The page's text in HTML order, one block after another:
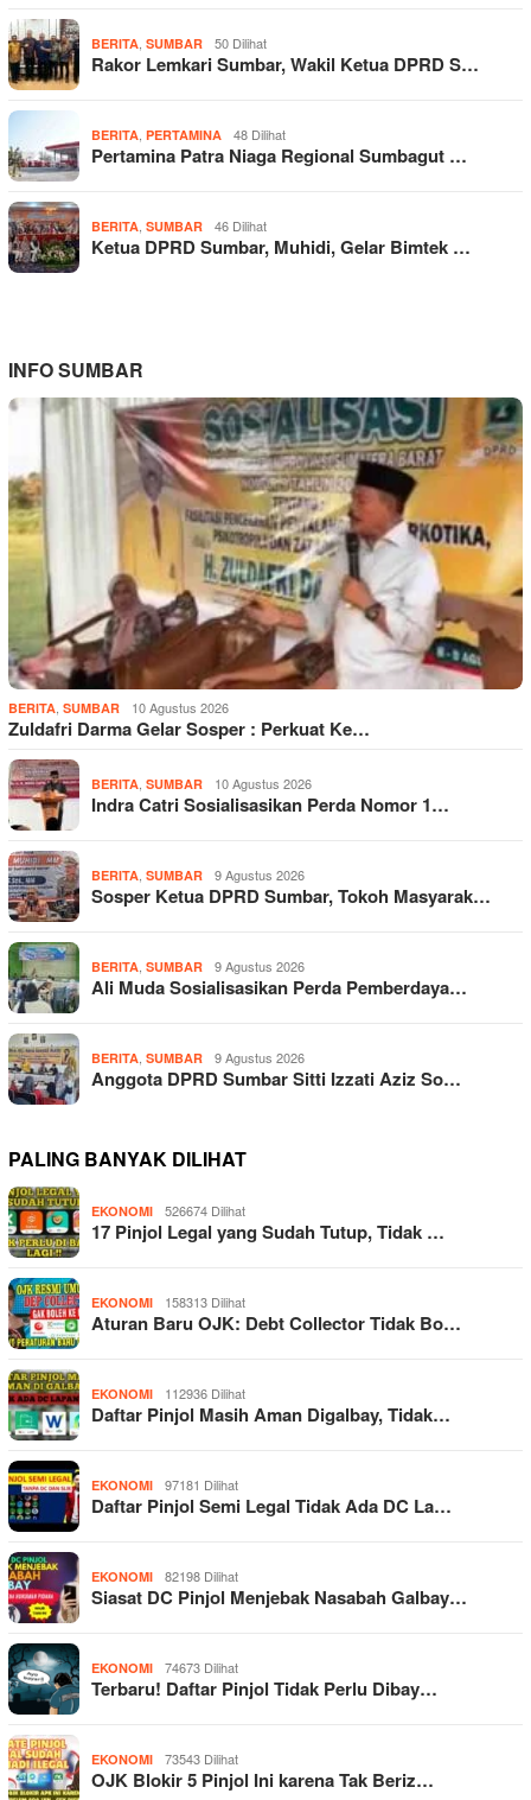
BERITA SUMBAR 50 Dilihat
Rakor Lemkari Sumbar, Wakil Ketua DPRD S…
BERITA PERTAMINA 48 Dilihat
Pertamina Patra Niaga Regional Sumbagut …
BERITA SUMBAR 46 Dilihat
Ketua DPRD Sumbar, Muhidi, Gelar Bimtek …
INFO SUMBAR
BERITA SUMBAR 10 Agustus 2026
Zuldafri Darma Gelar Sosper : Perkuat Ke…
BERITA SUMBAR 10 Agustus 2026
Indra Catri Sosialisasikan Perda Nomor 1…
BERITA SUMBAR 9 Agustus 2026
Sosper Ketua DPRD Sumbar, Tokoh Masyarak…
BERITA SUMBAR 9 Agustus 2026
Ali Muda Sosialisasikan Perda Pemberdaya…
BERITA SUMBAR 9 Agustus 2026
Anggota DPRD Sumbar Sitti Izzati Aziz So…
PALING BANYAK DILIHAT
EKONOMI 526674 Dilihat
17 Pinjol Legal yang Sudah Tutup, Tidak …
EKONOMI 158313 Dilihat
Aturan Baru OJK: Debt Collector Tidak Bo…
EKONOMI 112936 Dilihat
Daftar Pinjol Masih Aman Digalbay, Tidak…
EKONOMI 97181 Dilihat
Daftar Pinjol Semi Legal Tidak Ada DC La…
EKONOMI 82198 Dilihat
Siasat DC Pinjol Menjebak Nasabah Galbay…
EKONOMI 74673 Dilihat
Terbaru! Daftar Pinjol Tidak Perlu Dibay…
EKONOMI 73543 Dilihat
OJK Blokir 5 Pinjol Ini karena Tak Beriz…